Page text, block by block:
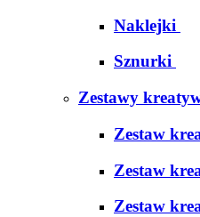
Naklejki
Sznurki
Zestawy
Zestaw
Zestaw
Zestaw